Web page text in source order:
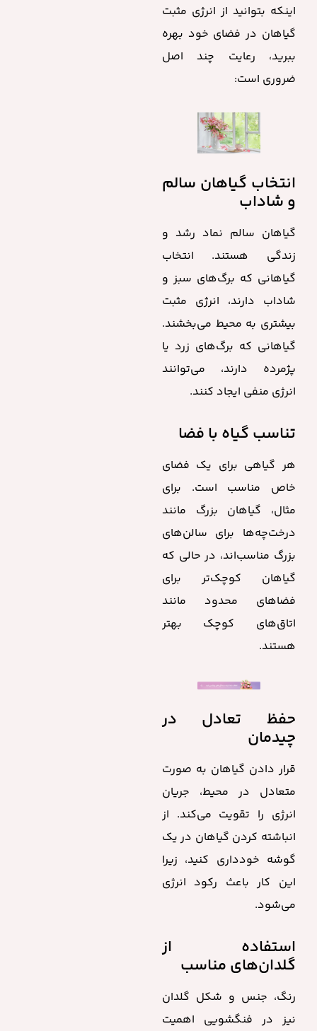
اینکه بتوانید از انرژی مثبت
گیاهان در فضای خود بهره
ببرید، رعایت چند اصل
ضروری است:
انتخاب گیاهان سالم
و شاداب
گیاهان سالم نماد رشد و
زندگی هستند. انتخاب
گیاهانی که برگ‌های سبز و
شاداب دارند، انرژی مثبت
بیشتری به محیط می‌بخشند.
گیاهانی که برگ‌های زرد یا
پژمرده دارند، می‌توانند
انرژی منفی ایجاد کنند.
تناسب گیاه با فضا
هر گیاهی برای یک فضای
خاص مناسب است. برای
مثال، گیاهان بزرگ مانند
درخت‌چه‌ها برای سالن‌های
بزرگ مناسب‌اند، در حالی که
گیاهان کوچک‌تر برای
فضاهای محدود مانند
اتاق‌های کوچک بهتر
هستند.
حفظ تعادل در
چیدمان
قرار دادن گیاهان به صورت
متعادل در محیط، جریان
انرژی را تقویت می‌کند. از
انباشته کردن گیاهان در یک
گوشه خودداری کنید، زیرا
این کار باعث رکود انرژی
می‌شود.
استفاده از
گلدان‌های مناسب
رنگ، جنس و شکل گلدان
نیز در فنگشویی اهمیت